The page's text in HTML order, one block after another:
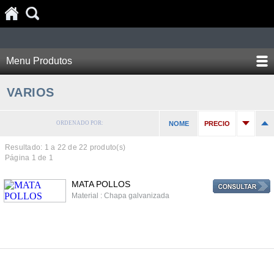
Menu Produtos
VARIOS
ORDENADO POR: NOME PRECIO
Resultado: 1 a 22 de 22 produto(s)
Página 1 de 1
MATA POLLOS
Material : Chapa galvanizada